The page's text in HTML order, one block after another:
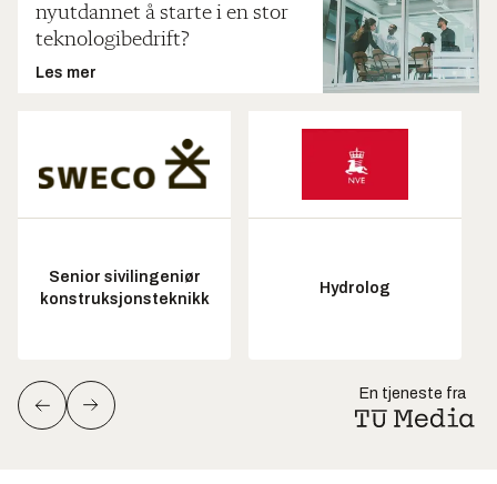
nyutdannet å starte i en stor
teknologibedrift?
Les mer
Senior sivilingeniør
konstruksjonsteknikk
Hydrolog
En tjeneste fra